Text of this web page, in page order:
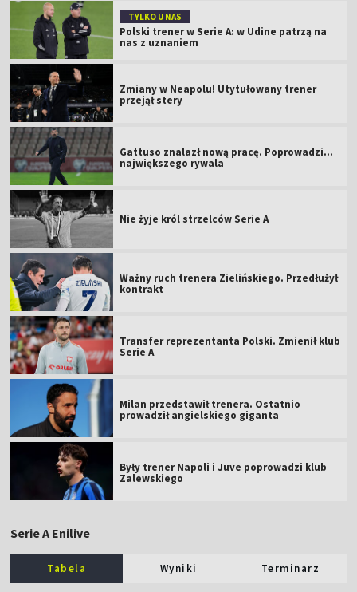
TYLKO U NAS
Polski trener w Serie A: w Udine patrzą na
nas z uznaniem
Zmiany w Neapolu! Utytułowany trener
przejął stery
Gattuso znalazł nową pracę. Poprowadzi...
największego rywala
Nie żyje król strzelców Serie A
Ważny ruch trenera Zielińskiego. Przedłużył
kontrakt
Transfer reprezentanta Polski. Zmienił klub
Serie A
Milan przedstawił trenera. Ostatnio
prowadził angielskiego giganta
Były trener Napoli i Juve poprowadzi klub
Zalewskiego
Serie A Enilive
Tabela Wyniki Terminarz